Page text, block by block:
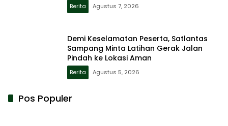
Berita Agustus 7, 2026
Demi Keselamatan Peserta, Satlantas
Sampang Minta Latihan Gerak Jalan
Pindah ke Lokasi Aman
Berita Agustus 5, 2026
Pos Populer